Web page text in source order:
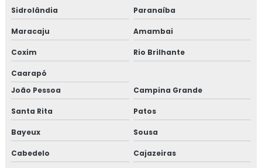
Sidrolândia Paranaíba
Maracaju Amambai
Coxim Rio Brilhante
Caarapó
João Pessoa
Campina Grande
Santa Rita Patos
Bayeux Sousa
Cabedelo Cajazeiras